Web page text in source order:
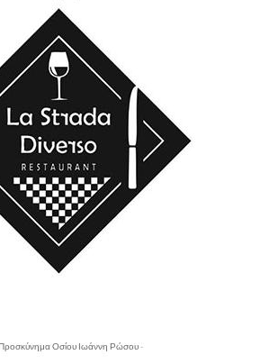
Προσκύνημα Οσίου Ιωάννη Ρώσου -